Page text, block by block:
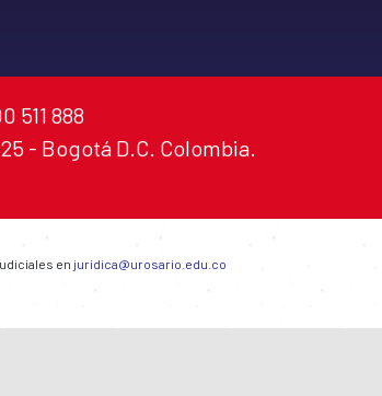
511 888
- Bogotá D.C. Colombia.
en juridica@urosario.edu.co